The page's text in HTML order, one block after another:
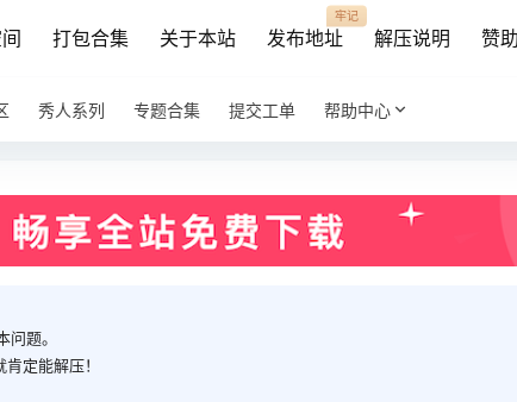
打包合集 关于本站 发布地址
牢记
解压说明 赞
秀人系列 专题合集 提交工单 帮助中心
题。
定能解压！